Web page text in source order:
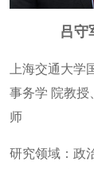
吕守
上海交通大学
事务学 院教授
师
研究领域：政